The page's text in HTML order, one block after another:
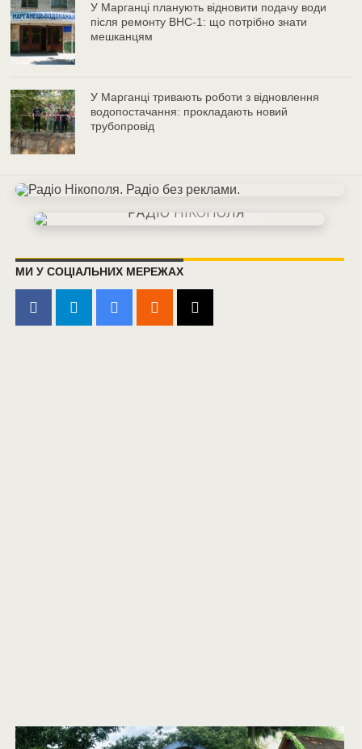
У Марганці планують відновити подачу води
після ремонту ВНС-1: що потрібно знати
мешканцям
У Марганці тривають роботи з відновлення
водопостачання: прокладають новий
трубопровід
МИ У СОЦІАЛЬНИХ МЕРЕЖАХ